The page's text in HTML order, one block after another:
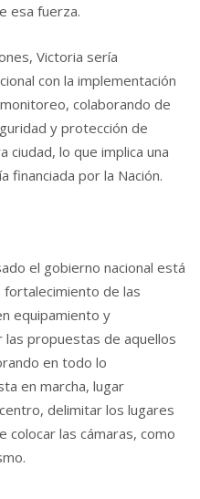
esa fuerza.
Victoria sería
con la implementación
colaborando de
y protección de
ciudad, lo que implica una
financiada por la Nación.
el gobierno nacional está
de las
equipamiento y
las propuestas de aquellos
en todo lo
en marcha, lugar
delimitar los lugares
colocar las cámaras, como